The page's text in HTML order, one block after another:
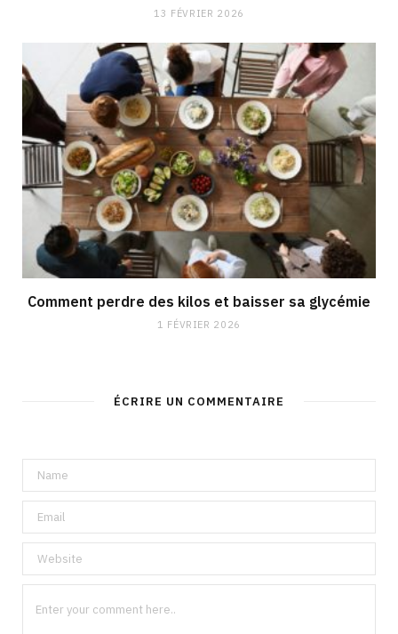
13 FÉVRIER 2026
Comment perdre des kilos et baisser sa glycémie
1 FÉVRIER 2026
ÉCRIRE UN COMMENTAIRE